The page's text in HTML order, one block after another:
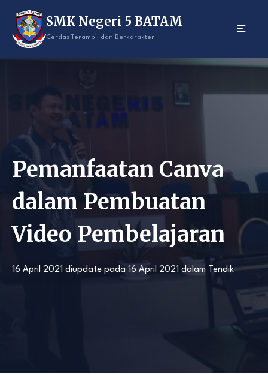
content
SMK Negeri 5 BATAM
Cerdas Terampil dan Berkarakter
Pemanfaatan Canva
dalam Pembuatan
Video Pembelajaran
16 April 2021 diupdate pada 16 April 2021 dalam Tendik